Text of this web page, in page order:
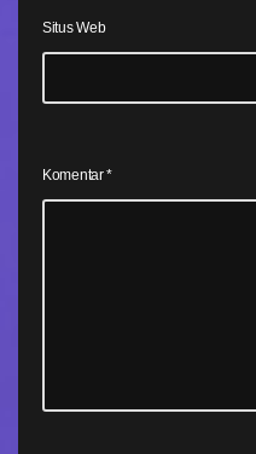
Situs Web
Komentar*